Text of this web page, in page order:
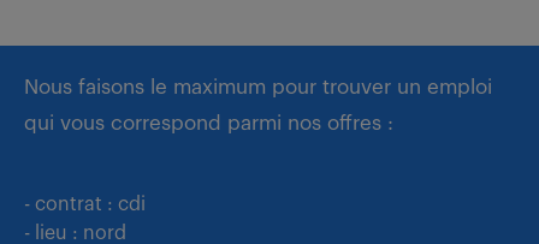
Nous faisons le maximum pour trouver un emploi
qui vous correspond parmi nos offres :
- contrat : cdi
- lieu : nord